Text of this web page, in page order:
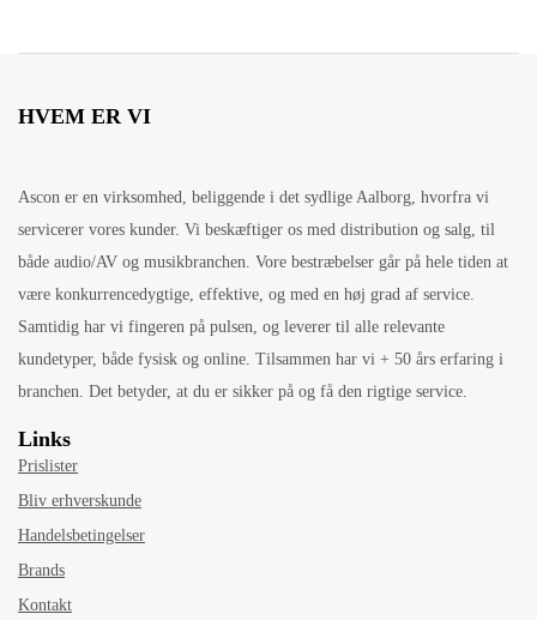
HVEM ER VI
Ascon er en virksomhed, beliggende i det sydlige Aalborg, hvorfra vi
servicerer vores kunder. Vi beskæftiger os med distribution og salg, til
både audio/AV og musikbranchen. Vore bestræbelser går på hele tiden at
være konkurrencedygtige, effektive, og med en høj grad af service.
Samtidig har vi fingeren på pulsen, og leverer til alle relevante
kundetyper, både fysisk og online. Tilsammen har vi + 50 års erfaring i
branchen. Det betyder, at du er sikker på og få den rigtige service.
Links
Prislister
Bliv erhverskunde
Handelsbetingelser
Brands
Kontakt